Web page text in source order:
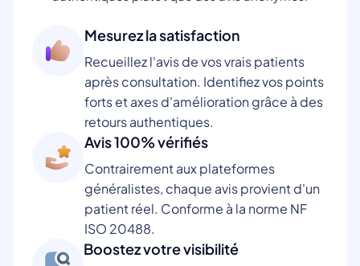
Mesurez la satisfaction
Recueillez l'avis de vos vrais patients
après consultation. Identifiez vos points
forts et axes d'amélioration grâce à des
retours authentiques.
Avis 100% vérifiés
Contrairement aux plateformes
généralistes, chaque avis provient d'un
patient réel. Conforme à la norme NF
ISO 20488.
Boostez votre visibilité